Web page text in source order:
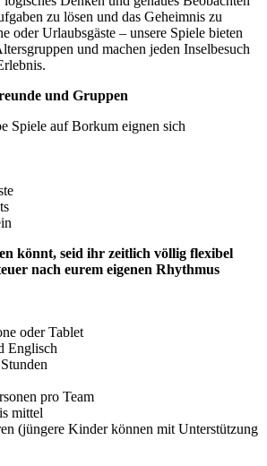
zu lösen und das Geheimnis zu
oder Urlaubsgäste – unsere Spiele bieten
und machen jeden Inselbesuch
und Gruppen
Spiele auf Borkum eignen sich
könnt, seid ihr zeitlich völlig flexibel
nach eurem eigenen Rhythmus
oder Tablet
Englisch
pro Team
mittel
(jüngere Kinder können mit Unterstützung